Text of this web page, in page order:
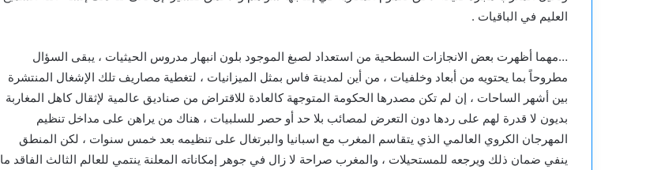
العليم في الباقيات .
…مهما أظهرت بعض الانجازات السطحية من استعداد لصبغ الموجود بلون انبهار مدروس الحيثيات ، يبقى السؤال
مطروحاً بما يحتويه من أبعاد وخلفيات ، من أين لمدينة فاس بمثل الميزانيات ، لتغطية مصاريف تلك الإشغال المنتشرة
بين أشهر الساحات ، إن لم تكن مصدرها الحكومة المتوجهة كالعادة للاقتراض من صناديق عالمية لإثقال كاهل المغاربة
بديون لا قدرة لهم على ردها دون التعرض لمصائب بلا حد أو حصر للسلبيات ، هناك من يراهن على مداخل تنظيم
المهرجان الكروي العالمي الذي يتقاسم المغرب مع اسبانيا والبرتغال على تنظيمه بعد خمس سنوات ، لكن المنطق
ينفي ضمان ذلك ويرجعه للمستحيلات ، والمغرب صراحة لا زال في جوهر إمكاناته المعلنة ينتمي للعالم الثالث الفاقد ما